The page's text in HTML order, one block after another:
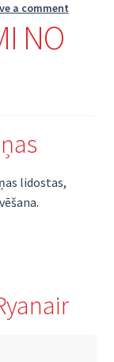
a comment
NO
lidostas,